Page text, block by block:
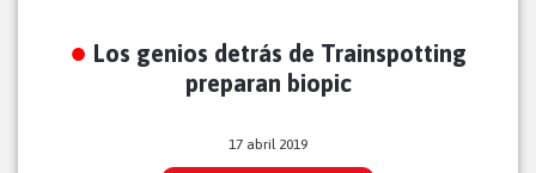
Los genios detrás de Trainspotting
preparan biopic
17 abril 2019